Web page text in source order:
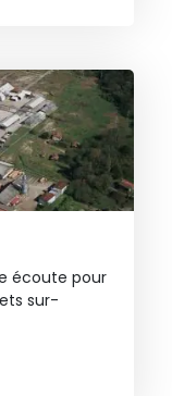
écoute pour
sur-